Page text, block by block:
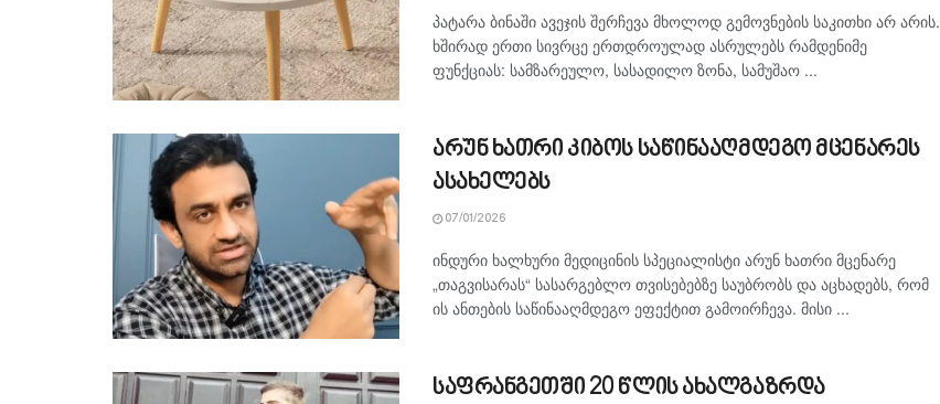
პატარა ბინაში ავეჯის შერჩევა მხოლოდ გემოვნების საკითხი არ არის.
ხშირად ერთი სივრცე ერთდროულად ასრულებს რამდენიმე
ფუნქციას: სამზარეულო, სასადილო ზონა, სამუშაო ...
არუნ ხათრი კიბოს საწინააღმდეგო მცენარეს
ასახელებს
07/01/2026
ინდური ხალხური მედიცინის სპეციალისტი არუნ ხათრი მცენარე
„თაგვისარას“ სასარგებლო თვისებებზე საუბრობს და აცხადებს, რომ
ის ანთების საწინააღმდეგო ეფექტით გამოირჩევა. მისი ...
საფრანგეთში 20 წლის ახალგაზრდა